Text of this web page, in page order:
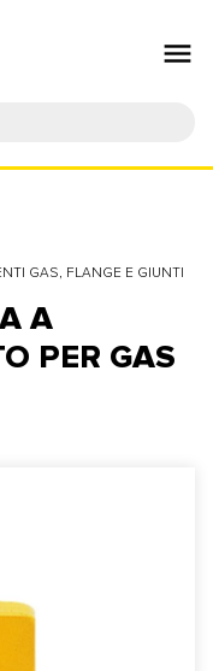

GAS, FLANGE E GIUNTI
A
PER GAS